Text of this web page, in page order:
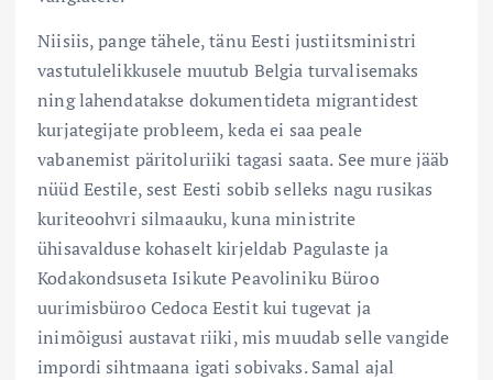
Niisiis, pange tähele, tänu Eesti justiitsministri
vastutulelikkusele muutub Belgia turvalisemaks
ning lahendatakse dokumentideta migrantidest
kurjategijate probleem, keda ei saa peale
vabanemist päritoluriiki tagasi saata. See mure jääb
nüüd Eestile, sest Eesti sobib selleks nagu rusikas
kuriteoohvri silmaauku, kuna ministrite
ühisavalduse kohaselt kirjeldab Pagulaste ja
Kodakondsuseta Isikute Peavoliniku Büroo
uurimisbüroo Cedoca Eestit kui tugevat ja
inimõigusi austavat riiki, mis muudab selle vangide
impordi sihtmaana igati sobivaks. Samal ajal